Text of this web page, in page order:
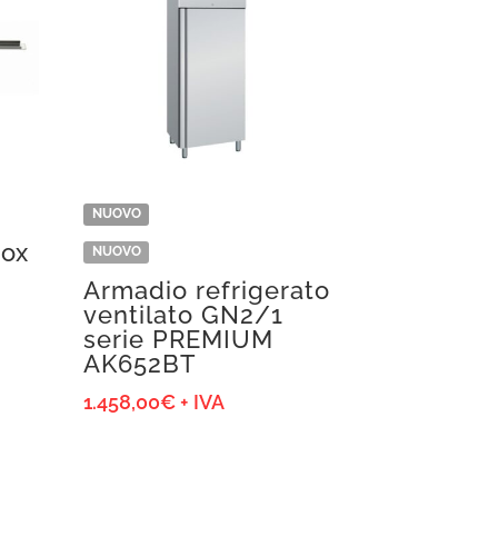
NUOVO
NUOVO
Armadio refrigerato
ventilato GN2/1
serie PREMIUM
AK652BT
1.458,00€ + IVA